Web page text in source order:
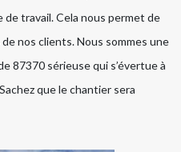
travail. Cela nous permet de
nos clients. Nous sommes une
87370 sérieuse qui s’évertue à
que le chantier sera